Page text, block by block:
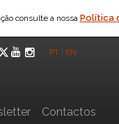
consulte a nossa Política
Twitter
YouTube
PT EN
Contactos